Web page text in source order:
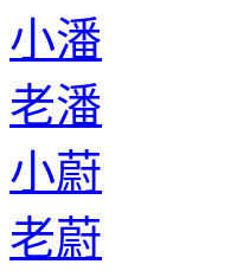
小潘
老潘
小蔚
老蔚